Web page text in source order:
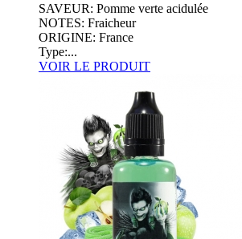
SAVEUR: Pomme verte acidulée
NOTES: Fraicheur
ORIGINE: France
Type:...
VOIR LE PRODUIT